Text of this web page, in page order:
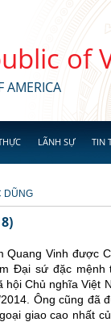
of
AMERICA
LÃNH SỰ TIN
DŨNG
Quang Vinh được
Đại sứ đặc
hội Chủ nghĩa Việt
Ông cũng đã
giao cao nhất